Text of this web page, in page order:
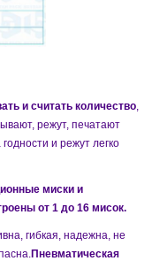
и считать количество
режут, печатают
и режут легко
миски и
от 1 до 16 мисок.
гибкая, надежна, не
Пневматическая